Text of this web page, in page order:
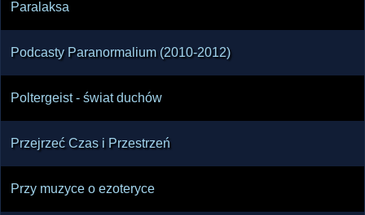
Paralaksa
Podcasty Paranormalium (2010-2012)
Poltergeist - świat duchów
Przejrzeć Czas i Przestrzeń
Przy muzyce o ezoteryce